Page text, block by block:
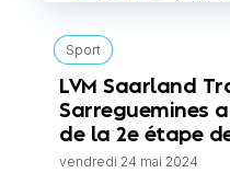
Sport
LVM Saarland
Sarreguemines
de la 2e étape
vendredi 24 mai 2024